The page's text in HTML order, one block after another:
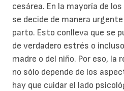
cesárea. En la mayoría de
se decide de manera
parto. Esto conlleva que se
de verdadero estrés o
madre o del niño. Por eso, la
no sólo depende de los
hay que cuidar el lado